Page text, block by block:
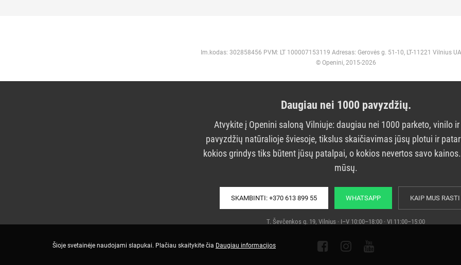
Im.kodas: 302858456 PVM: LT 100007153119 Adresas: Gerovės g. 51-10, LT-11221 Vilnius
© Openini, 2015-2026
Daugiau nei 1000 pavyzdžių.
Atvykite į Openini saloną Vilniuje: daugiau nei 1000 parketo, vinilo
pavyzdžių natūralioje šviesoje, tikslus skaičiavimas jūsų plotui ir
kokios grindys tiks būtent jūsų patalpai, o kokios nevertos savo
mūsų.
SKAMBINTI: +370 613 899 55 WHATSAPP KAIP MUS RASTI
T. Ševčenkos g. 19, Vilnius · I–V 10:00–18:00 · VI 11:00–15:00
Šioje svetainėje naudojami slapukai. Plačiau skaitykite čia Daugiau informacijos